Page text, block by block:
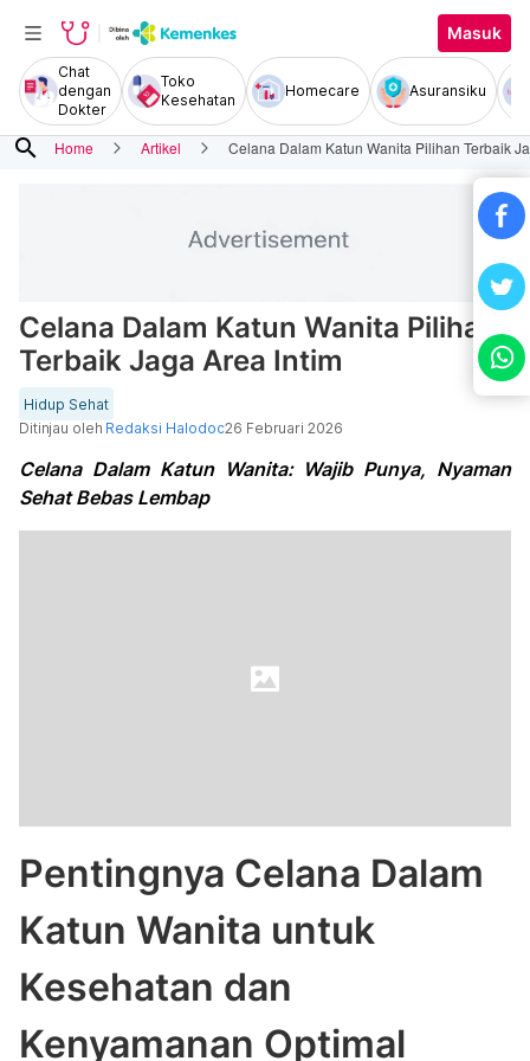
Masuk
Chat
dengan
Dokter
Toko
Kesehatan
Homecare Asuransiku
search Home Artikel Celana Dalam Katun Wanita Pilihan Terbaik
Celana Dalam Katun Wanita Pilihan
Terbaik Jaga Area Intim
Hidup Sehat
Ditinjau oleh Redaksi Halodoc26 Februari 2026
Celana Dalam Katun Wanita: Wajib Punya, Nyaman
Sehat Bebas Lembap
Pentingnya Celana Dalam
Katun Wanita untuk
Kesehatan dan
Kenyamanan Optimal